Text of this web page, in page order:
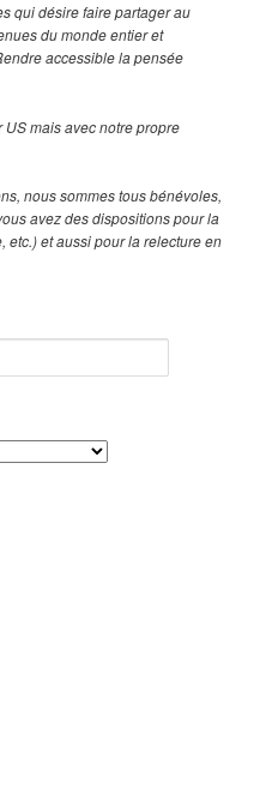
qui désire faire partager au
du monde entier et
accessible la pensée
mais avec notre propre
nous sommes tous bénévoles,
avez des dispositions pour la
etc.) et aussi pour la relecture en